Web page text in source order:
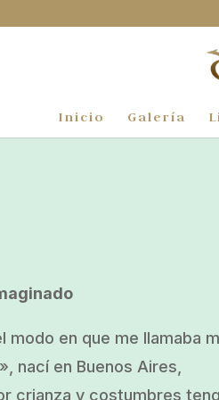
Inicio Galería
modo en que me llamaba
nací en Buenos Aires,
crianza y costumbres